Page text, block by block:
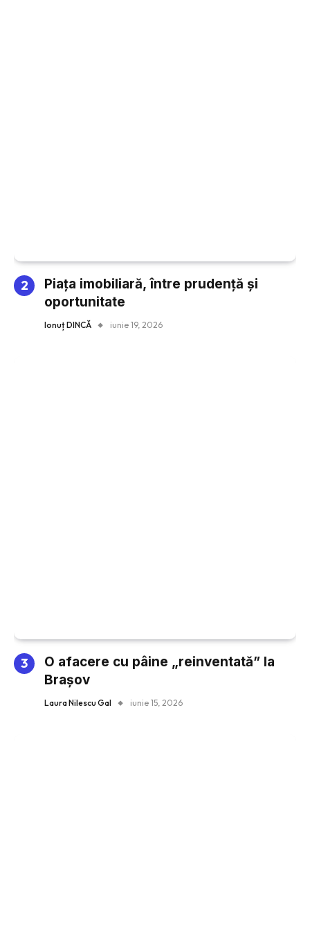
Piața imobiliară, între prudență și
oportunitate
Ionuț DINCĂ iunie 19, 2026
O afacere cu pâine „reinventată” la
Brașov
Laura Nilescu Gal iunie 15, 2026